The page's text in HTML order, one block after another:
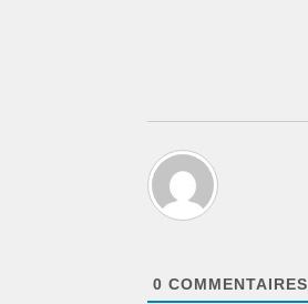
0 COMMENTAIRES